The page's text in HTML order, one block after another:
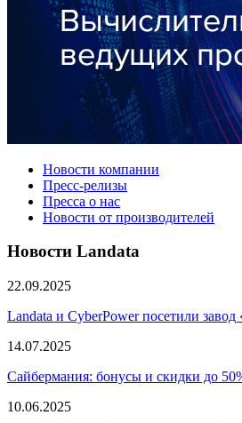
Новости компании
Пресс-релизы
Пресса о нас
Новости от производителей
Новости Landata
22.09.2025
Landata и CyberPower посетили
14.07.2025
Сайбермания: бонусы и скидки до
10.06.2025